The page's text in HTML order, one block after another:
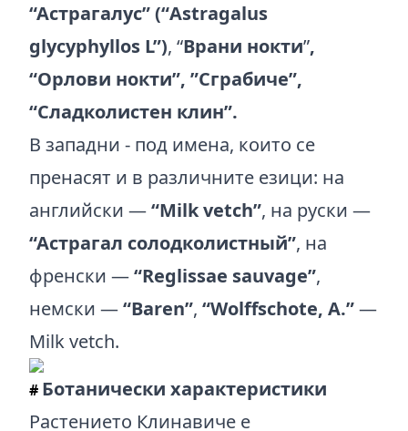
“Астрагалус” (“Astragalus
glycyphyllos L”), “Врани нокти”,
“Орлови нокти”, ”Сграбиче”,
“Сладколистен клин”.
В западни - под имена, които се
пренасят и в различните езици: на
английски —“Milk vetch”, на руски —
“Астрагал солодколистный”, на
френски —“Reglissae sauvage”,
немски —“Baren”, “Wolffschote, A.”—
Milk vetch.
# Ботанически характеристики
Растението Клинавиче е